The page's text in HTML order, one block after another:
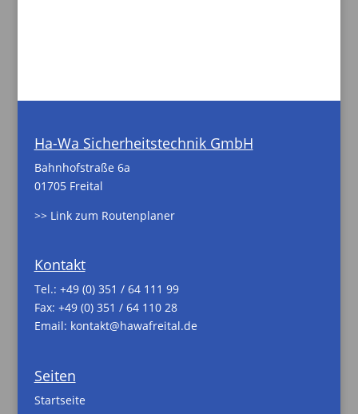
Ha-Wa Sicherheitstechnik GmbH
Bahnhofstraße 6a
01705 Freital
>> Link zum Routenplaner
Kontakt
Tel.: +49 (0) 351 / 64 111 99
Fax: +49 (0) 351 / 64 110 28
Email: kontakt@hawafreital.de
Seiten
Startseite